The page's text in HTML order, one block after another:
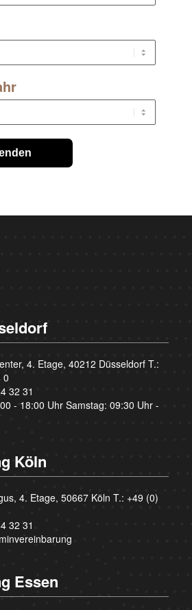
4. Etage, 40212 Düsseldorf T.:
0
32 31
- 18:00 Uhr Samstag: 09:30 Uhr -
Köln
4. Etage, 50667 Köln T.: +49 (0)
32 31
Essen